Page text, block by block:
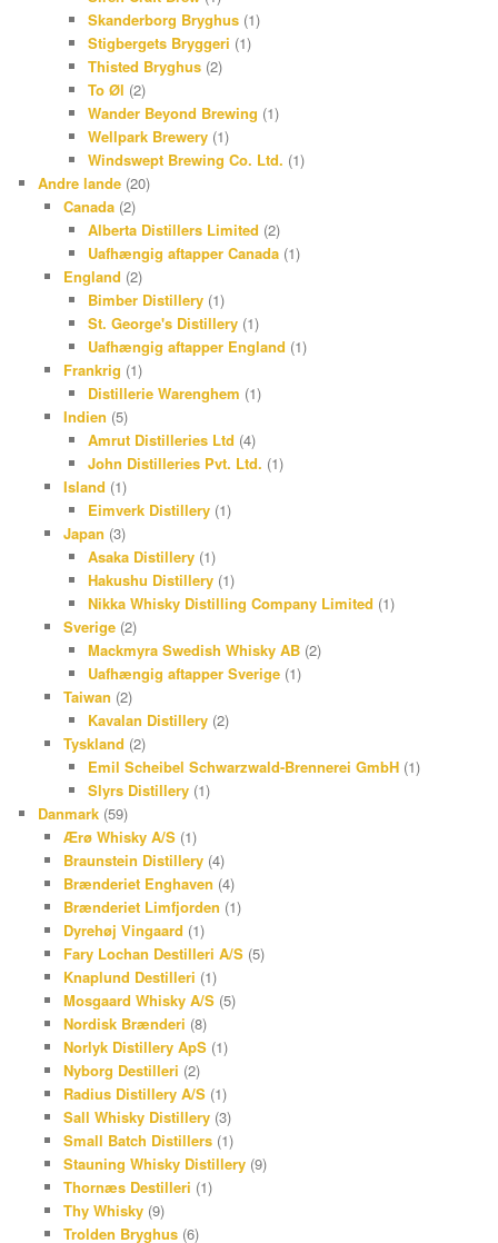
Skanderborg Bryghus (1)
Stigbergets Bryggeri (1)
Thisted Bryghus (2)
To Øl (2)
Wander Beyond Brewing (1)
Wellpark Brewery (1)
Windswept Brewing Co. Ltd. (1)
Andre lande (20)
Canada(2)
Alberta Distillers Limited (2)
Uafhængig aftapper Canada (1)
England (2)
Bimber Distillery (1)
St. George's Distillery (1)
Uafhængig aftapper England (1)
Frankrig (1)
Distillerie Warenghem (1)
Indien (5)
Amrut Distilleries Ltd (4)
John Distilleries Pvt. Ltd. (1)
Island (1)
Eimverk Distillery (1)
Japan (3)
Asaka Distillery (1)
Hakushu Distillery (1)
Nikka Whisky Distilling Company Limited (1)
Sverige(2)
Mackmyra Swedish Whisky AB (2)
Uafhængig aftapper Sverige (1)
Taiwan (2)
Kavalan Distillery (2)
Tyskland (2)
Emil Scheibel Schwarzwald-Brennerei GmbH (1)
Slyrs Distillery (1)
Danmark (59)
Ærø Whisky A/S(1)
Braunstein Distillery(4)
Brænderiet Enghaven (4)
Brænderiet Limfjorden (1)
Dyrehøj Vingaard (1)
Fary Lochan Destilleri A/S(5)
Knaplund Destilleri (1)
Mosgaard Whisky A/S(5)
Nordisk Brænderi (8)
Norlyk Distillery ApS(1)
Nyborg Destilleri (2)
Radius Distillery A/S(1)
Sall Whisky Distillery(3)
Small Batch Distillers(1)
Stauning Whisky Distillery(9)
Thornæs Destilleri (1)
Thy Whisky(9)
Trolden Bryghus(6)